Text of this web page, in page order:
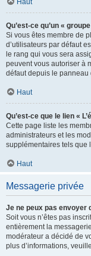
Haut
Qu’est-ce qu’un «
Si vous êtes membre de
d’utilisateurs par défaut
le rang qui vous sera
peuvent vous autoriser à
défaut depuis le panneau
Haut
Qu’est-ce que le lien «
Cette page liste les
administrateurs et les
supplémentaires tels que
Haut
Messagerie privée
Je ne peux pas envoyer
Soit vous n’êtes pas
entièrement la
modérateur a décidé de
plus d’informations,